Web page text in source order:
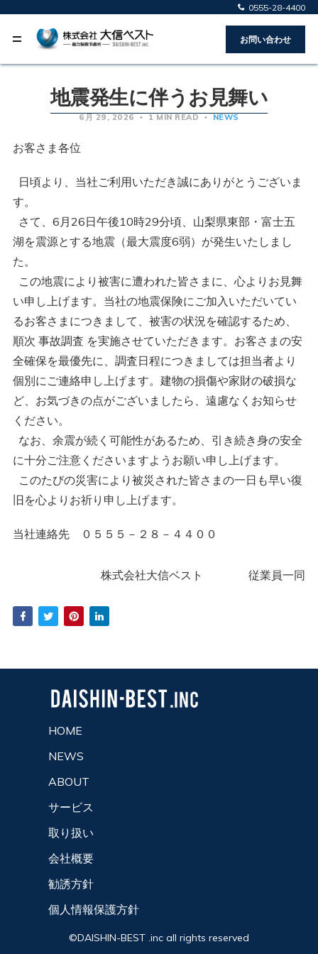
0555-28-4400
お問い合わせ
地震発生に伴うお見舞い
6月 29, 2026 1 MIN READ NEWS
お客さま各位
日頃より、当社ご利用いただき誠にありがとうございま
す。
さて、6月26日午後10時29分頃、山梨県東部・富士五
湖を震源とする地震（最大震度6弱）が発生いたしまし
た。
この地震により被害に遭われた皆さまに、心よりお見舞
い申し上げます。当社の地震保険にご加入いただいてい
るお客さまにつきまして、被害の状況を確認するため、
順次 事故調査 を実施させていただきます。お客さまの安
全確保を最優先に、調査日程につきましては担当者より
個別にご連絡申し上げます。建物の損傷や家財の破損な
ど、お気づきの点がございましたら、遠慮なくお知らせ
ください。
なお、余震が続く可能性があるため、引き続き身の安全
に十分ご注意くださいますようお願い申し上げます。
このたびの災害により被災された皆さまの一日も早い復
旧を心よりお祈り申し上げます。
当社連絡先 ０５５５－２８－４４００
株式会社大信ベスト 従業員一同
HOME
NEWS
ABOUT
サービス
取り扱い
会社概要
勧誘方針
個人情報保護方針
©DAISHIN-BEST .inc all rights reserved